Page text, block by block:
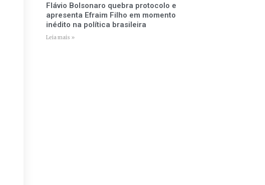
Flávio Bolsonaro quebra protocolo e
apresenta Efraim Filho em momento
inédito na política brasileira
Leia mais »